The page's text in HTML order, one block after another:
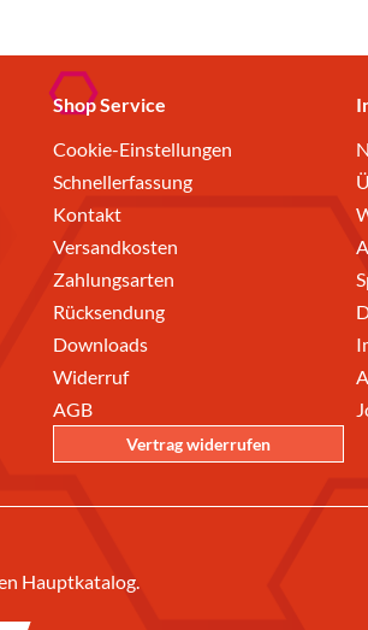
Shop Service
Cookie-Einstellungen
Schnellerfassung
Kontakt
Versandkosten
Zahlungsarten
Rücksendung
Downloads
Widerruf
AGB
Vertrag widerrufen
Hauptkatalog.